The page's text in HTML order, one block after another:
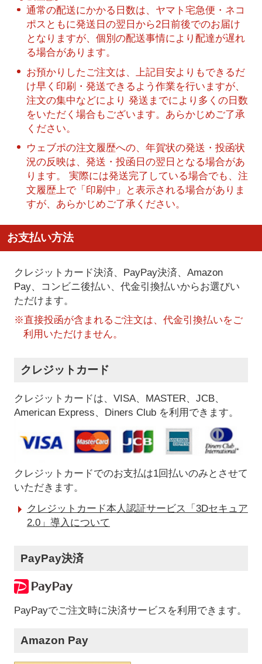
通常の配送にかかる日数は、ヤマト宅急便・ネコ
ポスともに発送日の翌日から2日前後でのお届け
となりますが、個別の配送事情により配達が遅れ
る場合があります。
お預かりしたご注文は、上記目安よりもできるだ
け早く印刷・発送できるよう作業を行いますが、
注文の集中などにより 発送までにより多くの日数
をいただく場合もございます。あらかじめご了承
ください。
ウェブポの注文履歴への、年賀状の発送・投函状
況の反映は、発送・投函日の翌日となる場合があ
ります。 実際には発送完了している場合でも、注
文履歴上で「印刷中」と表示される場合がありま
すが、あらかじめご了承ください。
お支払い方法
クレジットカード決済、PayPay決済、Amazon
Pay、コンビニ後払い、代金引換払いからお選びい
ただけます。
※直接投函が含まれるご注文は、代金引換払いをご
利用いただけません。
クレジットカード
クレジットカードは、VISA、MASTER、JCB、
American Express、Diners Club を利用できます。
クレジットカードでのお支払は1回払いのみとさせて
いただきます。
クレジットカード本人認証サービス「3Dセキュア
2.0」導入について
PayPay決済
PayPayでご注文時に決済サービスを利用できます。
Amazon Pay